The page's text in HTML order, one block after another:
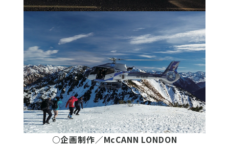
○企画制作／McCANN LONDON